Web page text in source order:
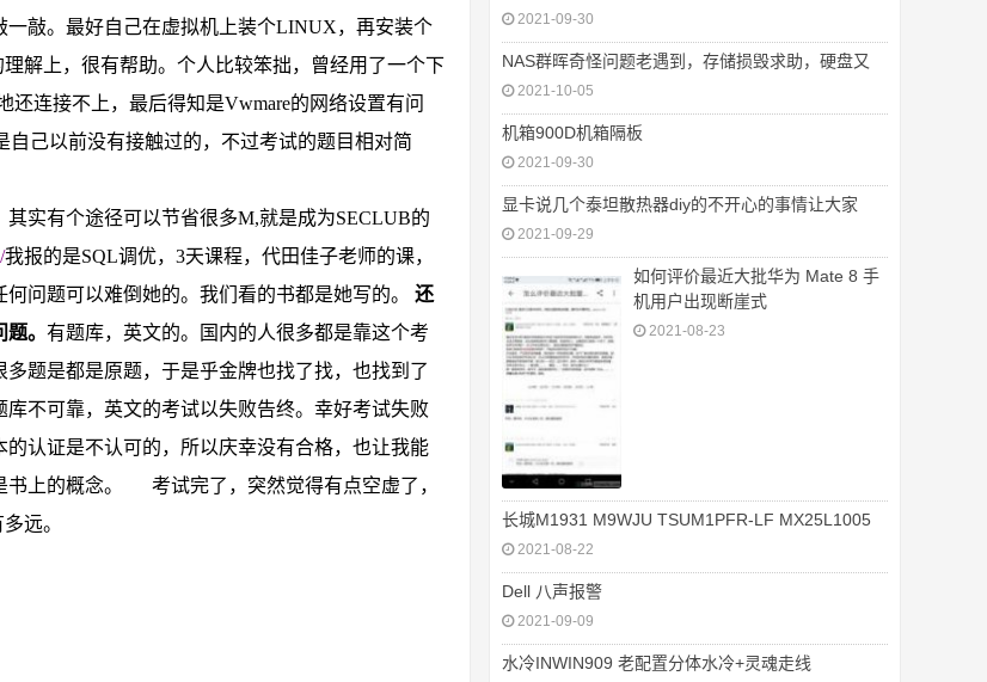
敲。最好自己在虚拟机上装个LINUX，再安装个
解上，很有帮助。个人比较笨拙，曾经用了一个下
还连接不上，最后得知是Vwmare的网络设置有问
己以前没有接触过的，不过考试的题目相对简
实有个途径可以节省很多M,就是成为SECLUB的
我报的是SQL调优， 3天课程，代田佳子老师的课，
问题可以难倒她的。我们看的书都是她写的。
还
。 有题库，英文的。国内的人很多都是靠这个考
题是都是原题，于是乎金牌也找了找，也找到了
不可靠，英文的考试以失败告终。幸好考试失败
的认证是不认可的，所以庆幸没有合格，也让我能
上的概念。
考试完了，突然觉得有点空虚了，
远。
2021-09-30
NAS群晖奇怪问题老遇到，存储损毁求助，硬盘又
2021-10-05
机箱900D机箱隔板
2021-09-30
显卡说几个泰坦散热器diy的不开心的事情让大家
2021-09-29
如何评价最近大批华为 Mate 8 手
机用户出现断崖式
2021-08-23
长城M1931 M9WJU TSUM1PFR-LF MX25L1005
2021-08-22
Dell 八声报警
2021-09-09
水冷INWIN909 老配置分体水冷+灵魂走线